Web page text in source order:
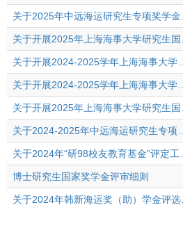
博士研究生国家奖学金评审细则